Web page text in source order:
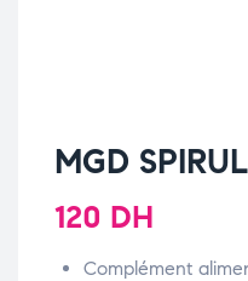
MGD
120 DH
Complément